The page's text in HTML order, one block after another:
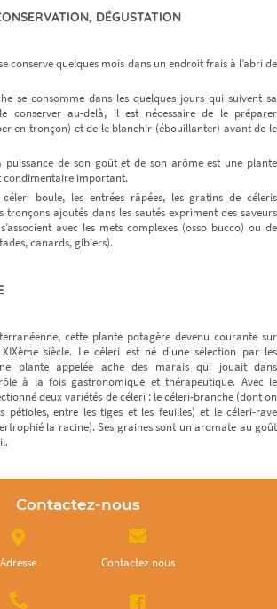
DÉGUSTATION
conserve quelques mois dans un endroit frais à l’abri de
se consomme dans les quelques jours qui suivent sa
conserver au-delà, il est nécessaire de le préparer
en tronçon) et de le blanchir (ébouillanter) avant de le
puissance de son goût et de son arôme est une plante
condimentaire important.
céleri boule, les entrées râpées, les gratins de céleris
tronçons ajoutés dans les sautés expriment des saveurs
avec les mets complexes (osso bucco) ou de
canards, gibiers).
cette plante potagère devenu courante sur
siècle. Le céleri est né d'une sélection par les
plante appelée ache des marais qui jouait dans
à la fois gastronomique et thérapeutique. Avec le
deux variétés de céleri : le céleri-branche (dont on
pétioles, entre les tiges et les feuilles) et le céleri-rave
la racine). Ses graines sont un aromate au goût
Contactez-nous
Adresse Contactez nous